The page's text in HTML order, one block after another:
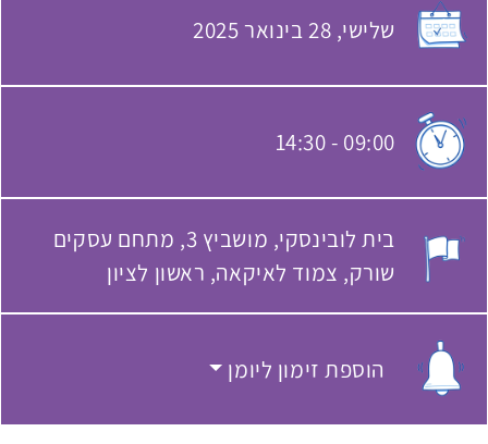
האירוע יתקיים בתאריך
שלישי, 28 בינואר
שעת התחלת האירוע:
09:00
-
14:30
מקום האירוע:
בית לובינסקי
מושביץ 3, מתחם עסקים
שורק, צמוד לאיקאה, ראשון לציון
הוספת זימון ליומן
הוספת זימון ליומן